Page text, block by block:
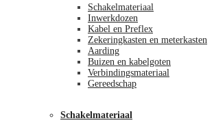
Schakelmateriaal
Inwerkdozen
Kabel en Preflex
Zekeringkasten en meterkasten
Aarding
Buizen en kabelgoten
Verbindingsmateriaal
Gereedschap
Schakelmateriaal